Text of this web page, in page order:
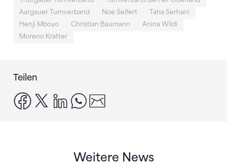
Aargauer Turnverband
Noe Seifert
Taha Serhani
Henji Mboyo
Christian Baumann
Anina Wildi
Moreno Kratter
Teilen
facebook
x linkedinwhatsapp
Weitere News